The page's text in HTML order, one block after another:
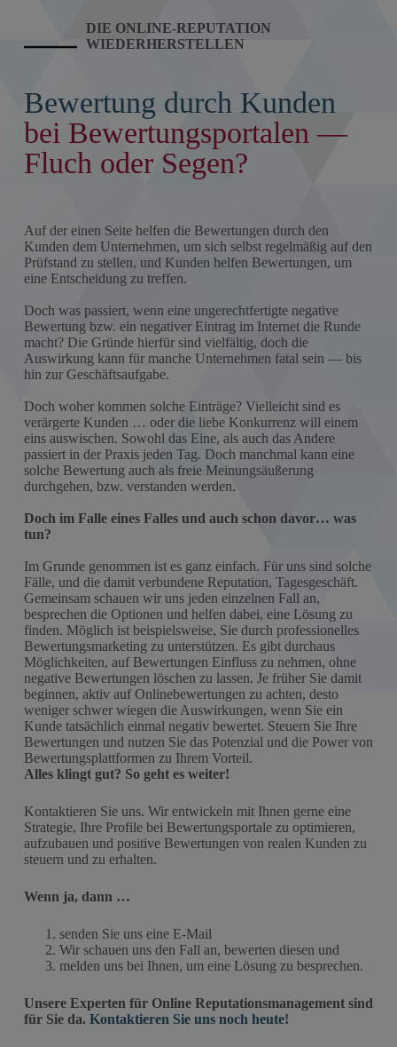
DIE ONLINE-REPUTATION
WIEDERHERSTELLEN
Bewertung durch Kunden
bei Bewertungsportalen —
Fluch oder Segen?
Auf der einen Seite helfen die Bewertungen durch den
Kunden dem Unternehmen, um sich selbst regelmäßig auf den
Prüfstand zu stellen, und Kunden helfen Bewertungen, um
eine Entscheidung zu treffen.
Doch was passiert, wenn eine ungerechtfertigte negative
Bewertung bzw. ein negativer Eintrag im Internet die Runde
macht? Die Gründe hierfür sind vielfältig, doch die
Auswirkung kann für manche Unternehmen fatal sein — bis
hin zur Geschäftsaufgabe.
Doch woher kommen solche Einträge? Vielleicht sind es
verärgerte Kunden … oder die liebe Konkurrenz will einem
eins auswischen. Sowohl das Eine, als auch das Andere
passiert in der Praxis jeden Tag. Doch manchmal kann eine
solche Bewertung auch als freie Meinungsäußerung
durchgehen, bzw. verstanden werden.
Doch im Falle eines Falles und auch schon davor… was
tun?
Im Grunde genommen ist es ganz einfach. Für uns sind solche
Fälle, und die damit verbundene Reputation, Tagesgeschäft.
Gemeinsam schauen wir uns jeden einzelnen Fall an,
besprechen die Optionen und helfen dabei, eine Lösung zu
finden. Möglich ist beispielsweise, Sie durch professionelles
Bewertungsmarketing zu unterstützen. Es gibt durchaus
Möglichkeiten, auf Bewertungen Einfluss zu nehmen, ohne
negative Bewertungen löschen zu lassen. Je früher Sie damit
beginnen, aktiv auf Onlinebewertungen zu achten, desto
weniger schwer wiegen die Auswirkungen, wenn Sie ein
Kunde tatsächlich einmal negativ bewertet. Steuern Sie Ihre
Bewertungen und nutzen Sie das Potenzial und die Power von
Bewertungsplattformen zu Ihrem Vorteil.
Alles klingt gut? So geht es weiter!
Kontaktieren Sie uns. Wir entwickeln mit Ihnen gerne eine
Strategie, Ihre Profile bei Bewertungsportale zu optimieren,
aufzubauen und positive Bewertungen von realen Kunden zu
steuern und zu erhalten.
Wenn ja, dann …
senden Sie uns eine E-Mail
Wir schauen uns den Fall an, bewerten diesen und
melden uns bei Ihnen, um eine Lösung zu besprechen.
Unsere Experten für Online Reputationsmanagement sind
für Sie da. Kontaktieren Sie uns noch heute!